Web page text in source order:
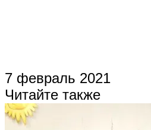
7 февраль 2021
Читайте также